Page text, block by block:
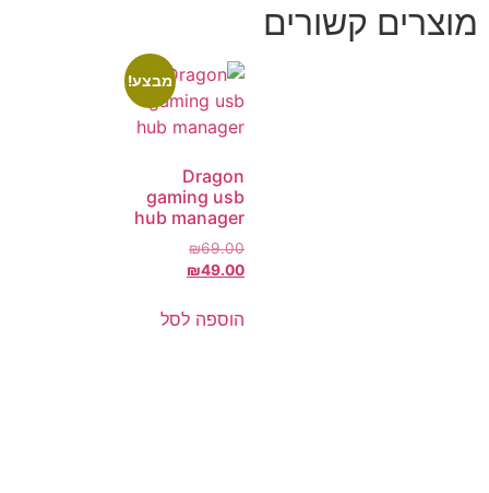
מוצרים קשורים
מבצע!
Dragon
gaming usb
hub manager
₪69.00
₪49.00
הוספה לסל